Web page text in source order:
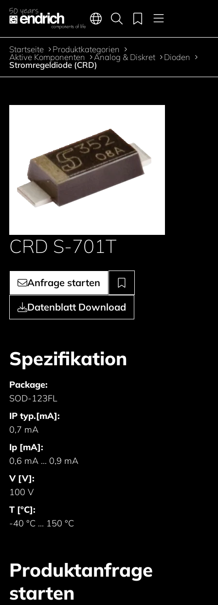
Zum Inhalt springen
Hauptnavigation
Sprachen Menü
Produktsuche
Merkliste
Pfadnavigation
Startseite Produktkategorien
Aktive Komponenten Analog & Diskret Dioden
Stromregeldiode (CRD)
CRD S-701T
Anfrage starten
Datenblatt Download
Spezifikation
Package:
SOD-123FL
IP typ.[mA]:
0,7 mA
Ip [mA]:
0,6 mA ... 0,9 mA
V [V]:
100 V
T [°C]:
-40 °C ... 150 °C
Produktanfrage
starten